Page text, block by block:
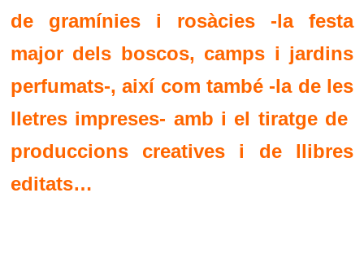
de gramínies i rosàcies -la festa
major dels boscos, camps i jardins
perfumats-, així com també -la de les
lletres impreses- amb i el tiratge de
produccions creatives i de llibres
editats…